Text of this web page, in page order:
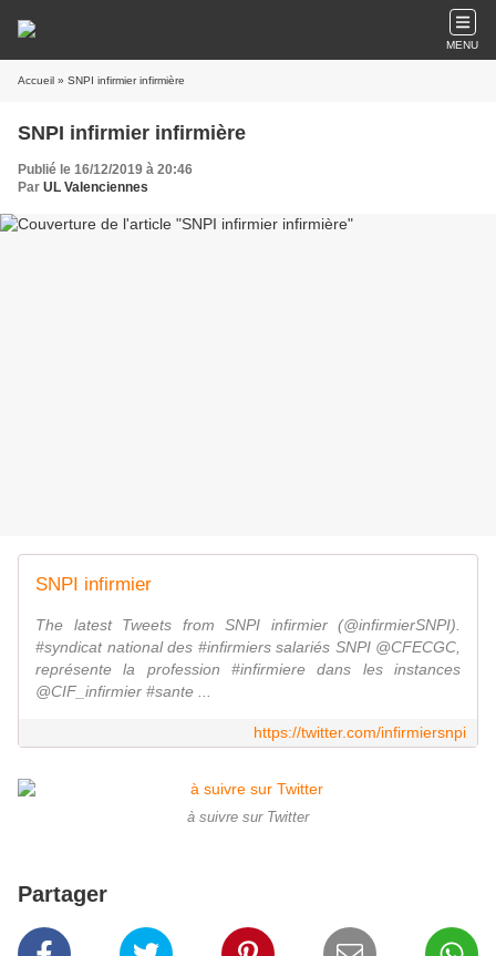
MENU
Accueil » SNPI infirmier infirmière
SNPI infirmier infirmière
Publié le 16/12/2019 à 20:46
Par UL Valenciennes
SNPI infirmier
The latest Tweets from SNPI infirmier (@infirmierSNPI).
#syndicat national des #infirmiers salariés SNPI @CFECGC,
représente la profession #infirmiere dans les instances
@CIF_infirmier #sante ...
https://twitter.com/infirmiersnpi
à suivre sur Twitter
Partager